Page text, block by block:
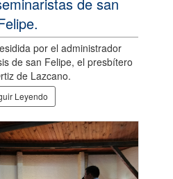
por el administrador
de san Felipe, el presbítero
de Lazcano.
Leyendo